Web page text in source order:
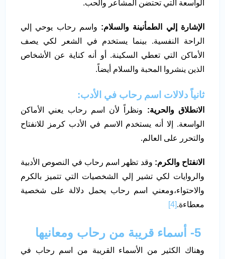
الواسعة التي تحتضن المشاعر والحب.
الإشارة إلي الطمأنينة والسلام: واسم رحاب يوحي إلي
الراحة النفسية. بينما يستخدم في الشعر لكي يصف
الأماكن التي تعطي السكينة. أو أنه كناية عن الأشخاص
الذين ينشروا المحبة والسلام أيضاً.
ثانياً دلالات اسم رحاب في الأدب:
الانطلاق والحرية: ونظراً لأن اسم رحاب يعني الأماكن
الواسعة. إلا أنه يستخدم الاسم في الأدب كرمز للانفتاح
والتحرر على العالم.
الانفتاح والكرم: وقد تظهر اسم رحاب في النصوص الأدبية
والروايات لكي تشير إلي الشخصيات التي تتميز بالكرم
والاحتواء،ومعني اسم رحاب يحمل دلالة على شخصية
معطاءة.[4]
5- أسماء قريبة من رحاب ومعانيها
وهناك الكثير من الأسماء القريبة من اسم رحاب في